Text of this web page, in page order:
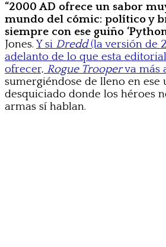
“2000 AD ofrece un sabor
mundo del cómic: político y
siempre con ese guiño
Jones.Y si Dredd(la versión de
adelanto de lo que esta
ofrecer, Rogue Trooperva más
sumergiéndose de lleno en ese
desquiciado donde los héroes
armas sí hablan.